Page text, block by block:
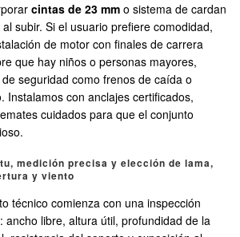
cintas de 23 mm o sistema de cardan
subir. Si el usuario prefiere comodidad,
de motor con finales de carrera
que hay niños o personas mayores,
seguridad como frenos de caída o
Instalamos con anclajes certificados,
cuidados para que el conjunto
medición precisa y elección de lama,
y viento
técnico comienza con una inspección
ancho libre, altura útil, profundidad de la